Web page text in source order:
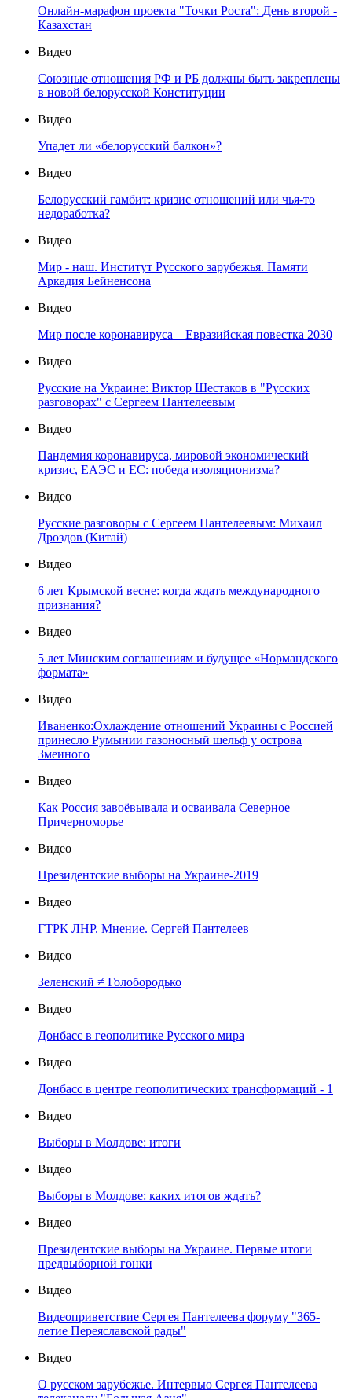
Онлайн-марафон проекта "Точки Роста": День второй -
Казахстан
Видео
Союзные отношения РФ и РБ должны быть закреплены
в новой белорусской Конституции
Видео
Упадет ли «белорусский балкон»?
Видео
Белорусский гамбит: кризис отношений или чья-то
недоработка?
Видео
Мир - наш. Институт Русского зарубежья. Памяти
Аркадия Бейненсона
Видео
Мир после коронавируса – Евразийская повестка 2030
Видео
Русские на Украине: Виктор Шестаков в "Русских
разговорах" с Сергеем Пантелеевым
Видео
Пандемия коронавируса, мировой экономический
кризис, ЕАЭС и ЕС: победа изоляционизма?
Видео
Русские разговоры с Сергеем Пантелеевым: Михаил
Дроздов (Китай)
Видео
6 лет Крымской весне: когда ждать международного
признания?
Видео
5 лет Минским соглашениям и будущее «Нормандского
формата»
Видео
Иваненко:Охлаждение отношений Украины с Россией
принесло Румынии газоносный шельф у острова
Змеиного
Видео
Как Россия завоёвывала и осваивала Северное
Причерноморье
Видео
Президентские выборы на Украине-2019
Видео
ГТРК ЛНР. Мнение. Сергей Пантелеев
Видео
Зеленский ≠ Голобородько
Видео
Донбасс в геополитике Русского мира
Видео
Донбасс в центре геополитических трансформаций - 1
Видео
Выборы в Молдове: итоги
Видео
Выборы в Молдове: каких итогов ждать?
Видео
Президентские выборы на Украине. Первые итоги
предвыборной гонки
Видео
Видеоприветствие Сергея Пантелеева форуму "365-
летие Переяславской рады"
Видео
О русском зарубежье. Интервью Сергея Пантелеева